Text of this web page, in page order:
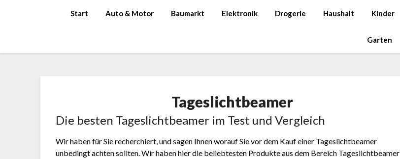
Start Auto & Motor Baumarkt Elektronik Drogerie Haushalt Kinder
Garten
Tageslichtbeamer
Die besten Tageslichtbeamer im Test und Vergleich
Wir haben für Sie recherchiert, und sagen Ihnen worauf Sie vor dem Kauf einer Tageslichtbeamer
unbedingt achten sollten. Wir haben hier die beliebtesten Produkte aus dem Bereich Tageslichtbeamer